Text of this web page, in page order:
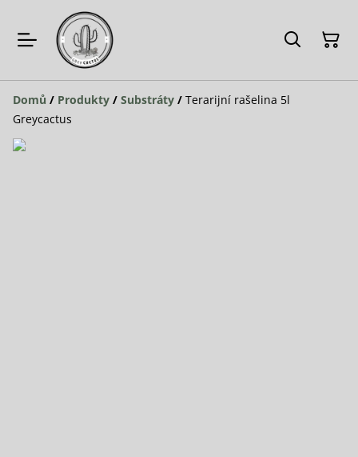
Domů / Produkty / Substráty / Terarijní rašelina 5l
Greycactus